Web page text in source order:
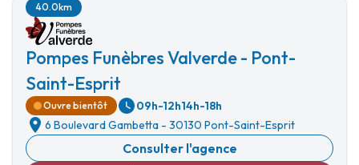
Pompes Funèbres Valverde - Pont-
Saint-Esprit
40.0km
Ouvre bientôt 09h-12h14h-18h
6 Boulevard Gambetta - 30130 Pont-Saint-Esprit
Consulter l'agence